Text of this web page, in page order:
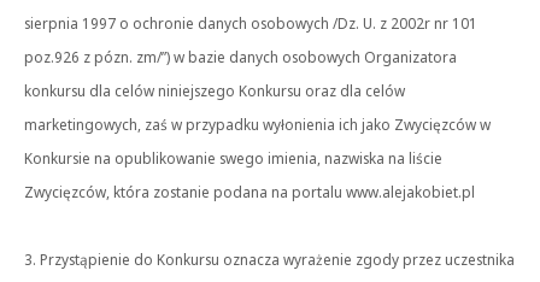
sierpnia 1997 o ochronie danych osobowych /Dz. U. z 2002r nr 101
poz.926 z pózn. zm/”) w bazie danych osobowych Organizatora
konkursu dla celów niniejszego Konkursu oraz dla celów
marketingowych, zaś w przypadku wyłonienia ich jako Zwycięzców w
Konkursie na opublikowanie swego imienia, nazwiska na liście
Zwycięzców, która zostanie podana na portalu www.alejakobiet.pl
3. Przystąpienie do Konkursu oznacza wyrażenie zgody przez uczestnika